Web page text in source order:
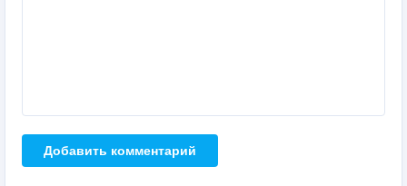
Добавить комментарий